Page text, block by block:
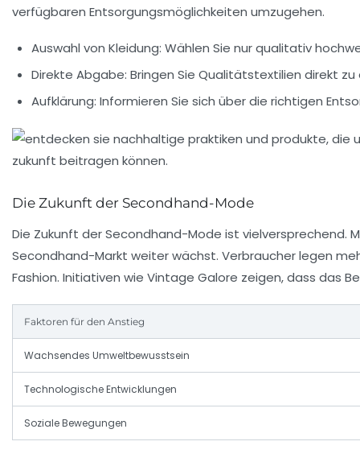
verfügbaren Entsorgungsmöglichkeiten umzugehen.
Auswahl von Kleidung: Wählen Sie nur qualitativ
Direkte Abgabe: Bringen Sie Qualitätstextilien direkt
Aufklärung: Informieren Sie sich über die richtigen
Die Zukunft der Secondhand-Mode
Die Zukunft der Secondhand-Mode ist vielversprechend.
Secondhand-Markt weiter wächst. Verbraucher legen
Fashion. Initiativen wie Vintage Galore zeigen, dass das
Faktoren für den Anstieg
Wachsendes Umweltbewusstsein
Technologische Entwicklungen
Soziale Bewegungen